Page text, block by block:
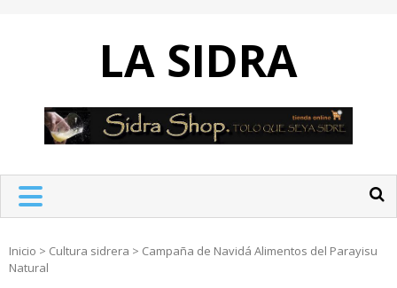
LA SIDRA
Inicio > Cultura sidrera > Campaña de Navidá Alimentos del Parayisu
Natural